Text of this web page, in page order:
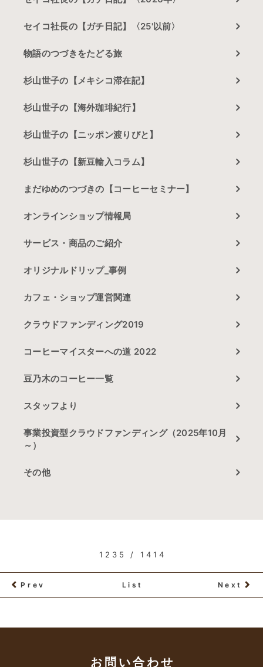
セイコ社長の【ガチ日記】〈25'以前〉
物語のつづきをたどる旅
杉山世子の【メキシコ滞在記】
杉山世子の【海外珈琲紀行】
杉山世子の【ニッポン渡りびと】
杉山世子の【新豆輸入コラム】
まだゆめのつづきの【コーヒーセミナー】
オンラインショップ情報局
サービス・商品のご紹介
オリジナルドリップ_事例
カフェ・ショップ運営関連
クラウドファンディング2019
コーヒーマイスターへの道 2022
豆乃木のコーヒー一覧
スタッフより
事業投資型クラウドファンディング（2025年10月
～）
その他
1235 / 1414
Prev List Next
お問い合わせ